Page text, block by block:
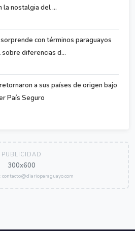
la nostalgia del ...
con términos paraguayos
diferencias d...
a sus países de origen bajo
País Seguro
PUBLICIDAD
300x600